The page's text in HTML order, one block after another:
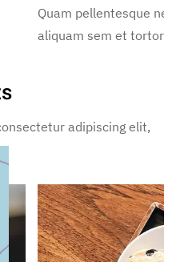
Quam pellentesque
aliquam sem et tortor.
adipiscing elit,